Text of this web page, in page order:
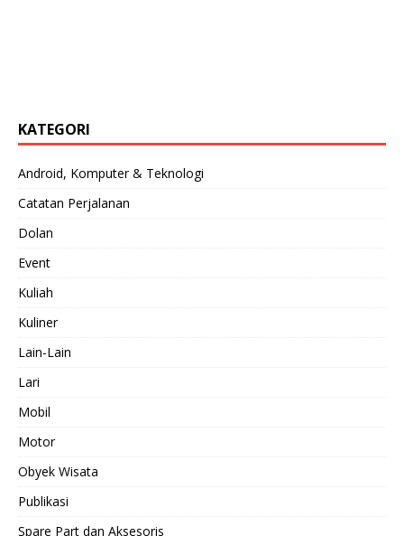
KATEGORI
Android, Komputer & Teknologi
Catatan Perjalanan
Dolan
Event
Kuliah
Kuliner
Lain-Lain
Lari
Mobil
Motor
Obyek Wisata
Publikasi
Spare Part dan Aksesoris